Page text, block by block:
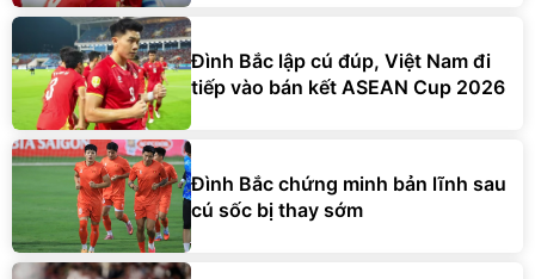
Đình Bắc lập cú đúp, Việt Nam đi
tiếp vào bán kết ASEAN Cup 2026
Đình Bắc chứng minh bản lĩnh sau
cú sốc bị thay sớm